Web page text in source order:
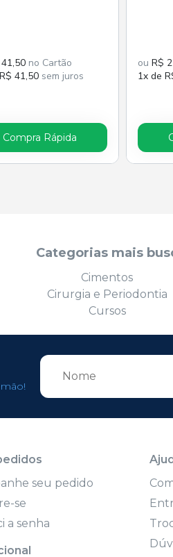
no Cartão
41,50 sem juros
Compra Rápida
ou R$
1x de
Categorias mais
Cimentos
Cirurgia e Periodontia
Cursos
seu pedido
se
a senha